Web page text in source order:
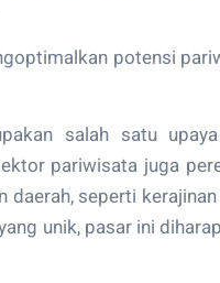
potensi
salah satu
pariwisata juga
seperti
unik, pasar ini